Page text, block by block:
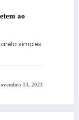
ao
simples
13, 2023